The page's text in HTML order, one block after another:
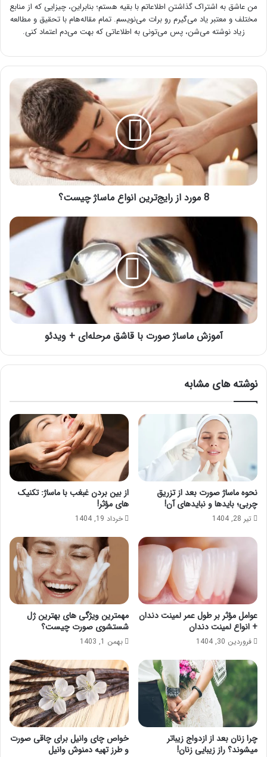
من عاشق به اشتراک گذاشتن اطلاعاتم با بقیه هستم؛ بنابراین، چیزایی که از منابع
مختلف و معتبر یاد می‌گیرم رو برات می‌نویسم. تمام مقاله‌هام با تحقیق و مطالعه
زیاد نوشته می‌شن، پس می‌تونی به اطلاعاتی که بهت می‌دم اعتماد کنی.
8
مورد
رایج‌ترین
انواع
ماساژ
چیست؟
8 مورد از رایج‌ترین انواع ماساژ چیست؟
آموزش
ماساژ
مرحله‌ای
+
ویدئو
آموزش ماساژ صورت با قاشق مرحله‌ای + ویدئو
نوشته های مشابه
نحوه ماساژ صورت بعد از تزریق
چربی؛ بایدها و نبایدهای آن!
تیر 28, 1404
از بین بردن غبغب با ماساژ: تکنیک
های مؤثر!
خرداد 19, 1404
عوامل مؤثر بر طول عمر لمینت دندان
+ انواع لمینت دندان
فروردین 30, 1404
مهمترین ویژگی های بهترین ژل
شستشوی صورت چیست؟
بهمن 1, 1403
چرا زنان بعد از ازدواج زیباتر
میشوند؟ راز زیبایی زنان!
خواص چای وانیل برای چاقی صورت
و طرز تهیه دمنوش وانیل